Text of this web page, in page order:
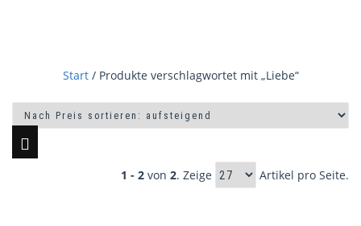
Start/ Produkte verschlagwortet mit „Liebe“
1 - 2 von 2. Zeige Artikel pro Seite.